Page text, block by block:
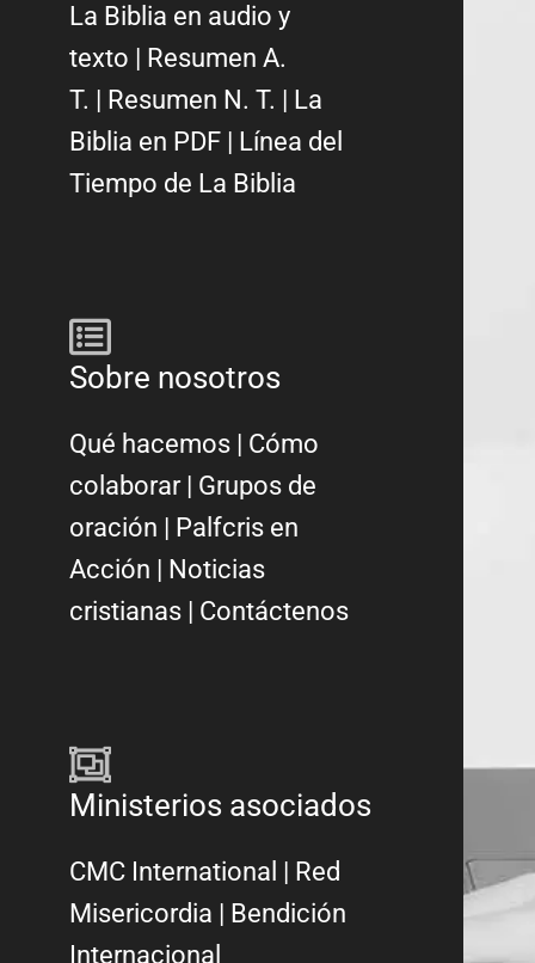
La Biblia en audio y
texto
Resumen A.
T.
Resumen N. T.
La
Biblia en PDF
Línea del
Tiempo de La Biblia
Sobre nosotros
Qué hacemos | Cómo
colaborar| Grupos de
oración | Palfcris en
Acción | Noticias
cristianas | Contáctenos
Ministerios asociados
CMC International | Red
Misericordia | Bendición
Internacional